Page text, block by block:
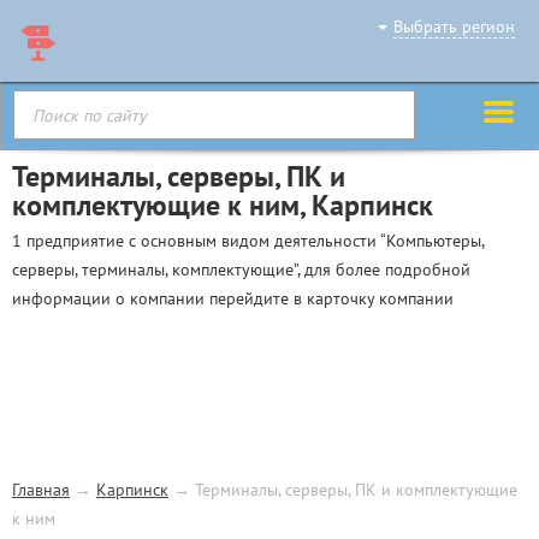
Выбрать регион
Терминалы, серверы, ПК и
комплектующие к ним, Карпинск
1 предприятие с основным видом деятельности “Компьютеры,
серверы, терминалы, комплектующие”, для более подробной
информации о компании перейдите в карточку компании
Главная → Карпинск → Терминалы, серверы, ПК и комплектующие
к ним